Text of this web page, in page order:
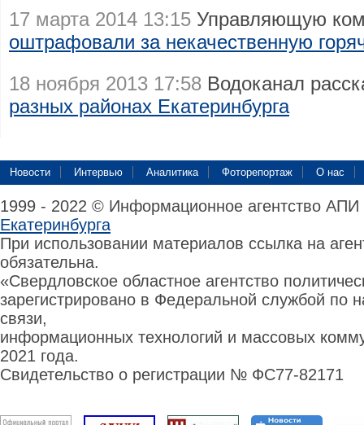
17 марта 2014 13:15 Управляющую
оштрафовали за некачественную
18 ноября 2013 17:58 Водоканал
разных районах Екатеринбурга
Новости Интервью Аналитика Фоторепортаж О нас
1999 - 2022 © Информационное агентство
Екатеринбурга
При использовании материалов ссылка на
обязательна.
«Свердловское областное агентство
зарегистрировано в Федеральной службой по
связи,
информационных технологий и массовых
2021 года.
Свидетельство о регистрации № ФС77-82171